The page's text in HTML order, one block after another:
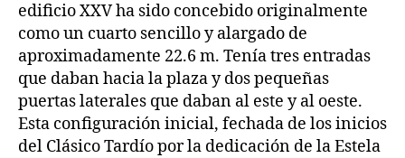
edificio XXV ha sido concebido originalmente
como un cuarto sencillo y alargado de
aproximadamente 22.6 m. Tenía tres entradas
que daban hacia la plaza y dos pequeñas
puertas laterales que daban al este y al oeste.
Esta configuración inicial, fechada de los inicios
del Clásico Tardío por la dedicación de la Estela